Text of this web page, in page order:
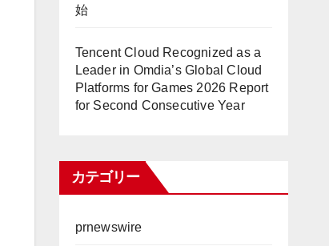
始
Tencent Cloud Recognized as a
Leader in Omdia’s Global Cloud
Platforms for Games 2026 Report
for Second Consecutive Year
カテゴリー
prnewswire